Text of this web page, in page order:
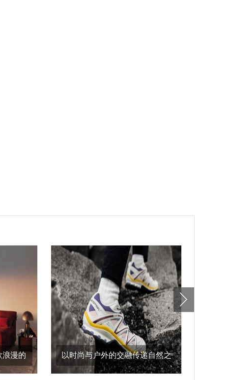
浪漫的 以时尚与户外的交融传递自然之
意，salomon